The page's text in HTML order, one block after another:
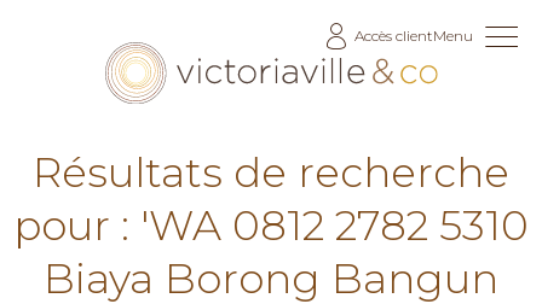
Accès clientMenu
Résultats de recherche
pour : 'WA 0812 2782 5310
Biaya Borong Bangun